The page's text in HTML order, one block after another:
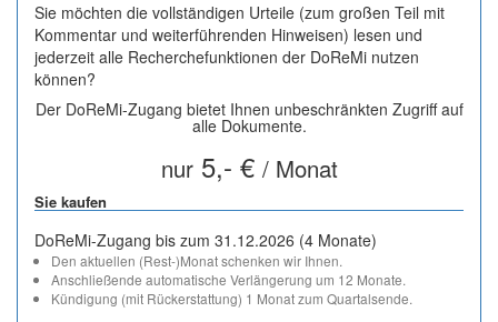
Sie möchten die vollständigen Urteile (zum großen Teil mit
Kommentar und weiterführenden Hinweisen) lesen und
jederzeit alle Recherchefunktionen der DoReMi nutzen
können?
Der DoReMi-Zugang bietet Ihnen unbeschränkten Zugriff auf
alle Dokumente.
nur5,- € / Monat
Sie kaufen
DoReMi-Zugang bis zum 31.12.2026 (4 Monate)
Den aktuellen (Rest-)Monat schenken wir Ihnen.
Anschließende automatische Verlängerung um 12 Monate.
Kündigung (mit Rückerstattung) 1 Monat zum Quartalsende.